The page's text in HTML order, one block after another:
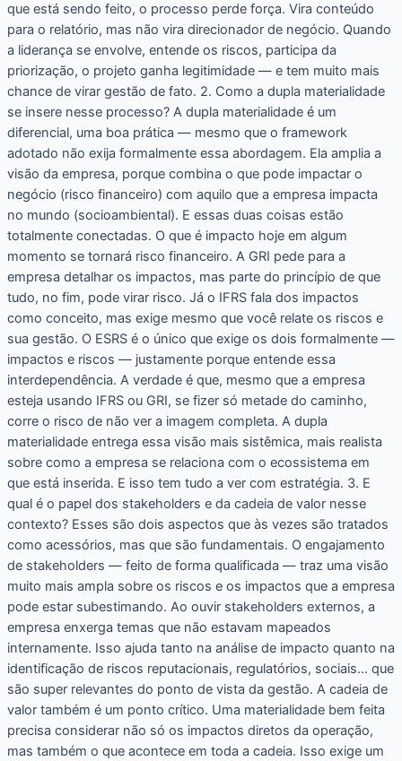
que está sendo feito, o processo perde força. Vira conteúdo
para o relatório, mas não vira direcionador de negócio. Quando
a liderança se envolve, entende os riscos, participa da
priorização, o projeto ganha legitimidade — e tem muito mais
chance de virar gestão de fato. 2. Como a dupla materialidade
se insere nesse processo? A dupla materialidade é um
diferencial, uma boa prática — mesmo que o framework
adotado não exija formalmente essa abordagem. Ela amplia a
visão da empresa, porque combina o que pode impactar o
negócio (risco financeiro) com aquilo que a empresa impacta
no mundo (socioambiental). E essas duas coisas estão
totalmente conectadas. O que é impacto hoje em algum
momento se tornará risco financeiro. A GRI pede para a
empresa detalhar os impactos, mas parte do princípio de que
tudo, no fim, pode virar risco. Já o IFRS fala dos impactos
como conceito, mas exige mesmo que você relate os riscos e
sua gestão. O ESRS é o único que exige os dois formalmente —
impactos e riscos — justamente porque entende essa
interdependência. A verdade é que, mesmo que a empresa
esteja usando IFRS ou GRI, se fizer só metade do caminho,
corre o risco de não ver a imagem completa. A dupla
materialidade entrega essa visão mais sistêmica, mais realista
sobre como a empresa se relaciona com o ecossistema em
que está inserida. E isso tem tudo a ver com estratégia. 3. E
qual é o papel dos stakeholders e da cadeia de valor nesse
contexto? Esses são dois aspectos que às vezes são tratados
como acessórios, mas que são fundamentais. O engajamento
de stakeholders — feito de forma qualificada — traz uma visão
muito mais ampla sobre os riscos e os impactos que a empresa
pode estar subestimando. Ao ouvir stakeholders externos, a
empresa enxerga temas que não estavam mapeados
internamente. Isso ajuda tanto na análise de impacto quanto na
identificação de riscos reputacionais, regulatórios, sociais… que
são super relevantes do ponto de vista da gestão. A cadeia de
valor também é um ponto crítico. Uma materialidade bem feita
precisa considerar não só os impactos diretos da operação,
mas também o que acontece em toda a cadeia. Isso exige um